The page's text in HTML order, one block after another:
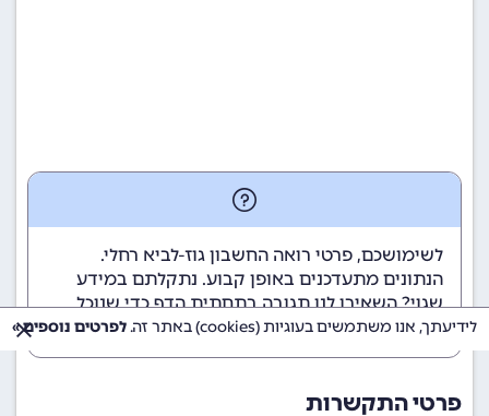
לשימושכם, פרטי רואה החשבון גוז-לביא רחלי.
הנתונים מתעדכנים באופן קבוע. נתקלתם במידע
שגוי? השאירו לנו תגובה בתחתית הדף כדי שנוכל
לטפל בבעיה בהקדם.
פרטי התקשרות
לידיעתך, אנו משתמשים בעוגיות (cookies) באתר זה. לפרטים נוספים »